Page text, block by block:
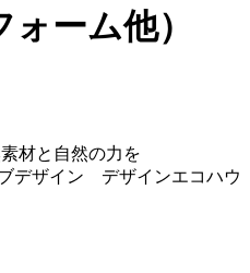
ーム他）